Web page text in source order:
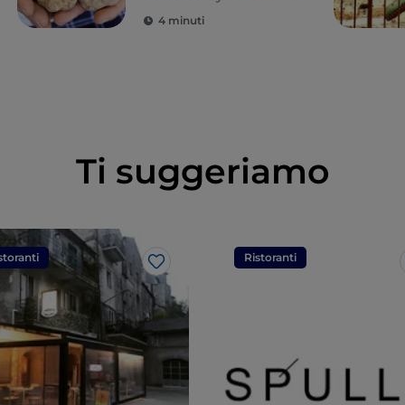
4 minuti
Ti suggeriamo
Like
Ristoranti